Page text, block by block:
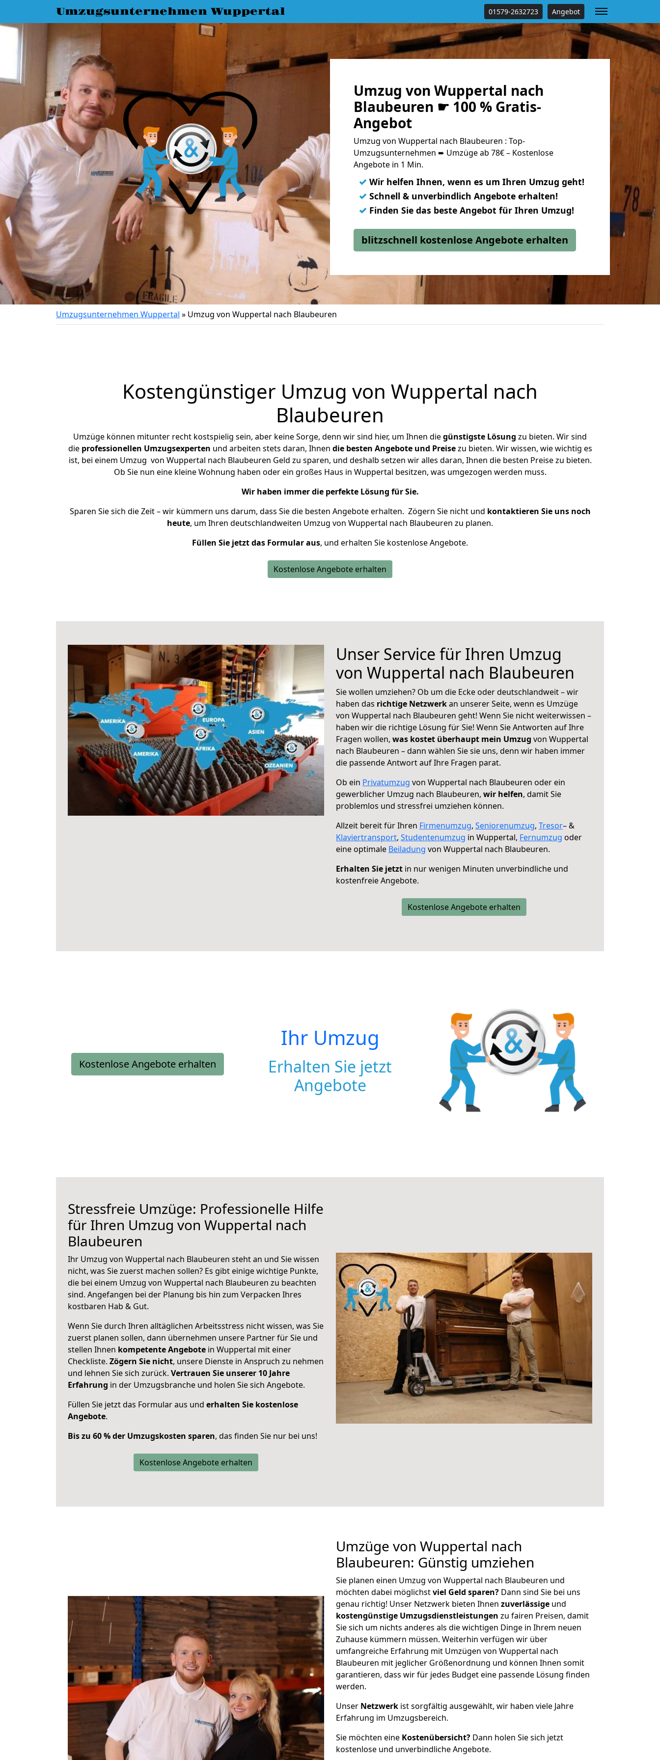
Umzugsunternehmen Wuppertal 01579-2632723 Angebot
Umzug von Wuppertal nach
Blaubeuren ☛ 100 % Gratis-
Angebot
Umzug von Wuppertal nach Blaubeuren : Top-
Umzugsunternehmen ➨ Umzüge ab 78€ – Kostenlose
Angebote in 1 Min.
✓ Wir helfen Ihnen, wenn es um Ihren Umzug geht!
✓ Schnell & unverbindlich Angebote erhalten!
✓ Finden Sie das beste Angebot für Ihren Umzug!
blitzschnell kostenlose Angebote erhalten
Umzugsunternehmen Wuppertal » Umzug von Wuppertal nach Blaubeuren
Kostengünstiger Umzug von Wuppertal nach
Blaubeuren
Umzüge können mitunter recht kostspielig sein, aber keine Sorge, denn wir sind hier, um Ihnen diegünstigste Lösung zu bieten. Wir sind
die professionellen Umzugsexperten und arbeiten stets daran, Ihnen die besten Angebote und Preisezu bieten. Wir wissen, wie wichtig es
ist, bei einem Umzug von Wuppertal nach Blaubeuren Geld zu sparen, und deshalb setzen wir alles daran, Ihnen die besten Preise zu bieten.
Ob Sie nun eine kleine Wohnung haben oder ein großes Haus in Wuppertal besitzen, was umgezogen werden muss.
Wir haben immer die perfekte Lösung für Sie.
Sparen Sie sich die Zeit – wir kümmern uns darum, dass Sie die besten Angebote erhalten. Zögern Sie nicht und kontaktieren Sie uns noch
heute, um Ihren deutschlandweiten Umzug von Wuppertal nach Blaubeuren zu planen.
Füllen Sie jetzt das Formular aus, und erhalten Sie kostenlose Angebote.
Kostenlose Angebote erhalten
Unser Service für Ihren Umzug
von Wuppertal nach Blaubeuren
Sie wollen umziehen? Ob um die Ecke oder deutschlandweit – wir
haben das richtige Netzwerkan unserer Seite, wenn es Umzüge
von Wuppertal nach Blaubeuren geht! Wenn Sie nicht weiterwissen –
haben wir die richtige Lösung für Sie! Wenn Sie Antworten auf Ihre
Fragen wollen, was kostet überhaupt mein Umzug von Wuppertal
nach Blaubeuren – dann wählen Sie sie uns, denn wir haben immer
die passende Antwort auf Ihre Fragen parat.
Ob ein Privatumzug von Wuppertal nach Blaubeuren oder ein
gewerblicher Umzug nach Blaubeuren, wir helfen, damit Sie
problemlos und stressfrei umziehen können.
Allzeit bereit für Ihren Firmenumzug, Seniorenumzug, Tresor– &
Klaviertransport, Studentenumzug in Wuppertal, Fernumzug oder
eine optimale Beiladung von Wuppertal nach Blaubeuren.
Erhalten Sie jetzt in nur wenigen Minuten unverbindliche und
kostenfreie Angebote.
Kostenlose Angebote erhalten
Kostenlose Angebote erhalten
Ihr Umzug
Erhalten Sie jetzt
Angebote
Stressfreie Umzüge: Professionelle Hilfe
für Ihren Umzug von Wuppertal nach
Blaubeuren
Ihr Umzug von Wuppertal nach Blaubeuren steht an und Sie wissen
nicht, was Sie zuerst machen sollen? Es gibt einige wichtige Punkte,
die bei einem Umzug von Wuppertal nach Blaubeuren zu beachten
sind. Angefangen bei der Planung bis hin zum Verpacken Ihres
kostbaren Hab & Gut.
Wenn Sie durch Ihren alltäglichen Arbeitsstress nicht wissen, was Sie
zuerst planen sollen, dann übernehmen unsere Partner für Sie und
stellen Ihnen kompetente Angebote in Wuppertal mit einer
Checkliste. Zögern Sie nicht, unsere Dienste in Anspruch zu nehmen
und lehnen Sie sich zurück. Vertrauen Sie unserer 10 Jahre
Erfahrung in der Umzugsbranche und holen Sie sich Angebote.
Füllen Sie jetzt das Formular aus und erhalten Sie kostenlose
Angebote.
Bis zu 60 % der Umzugskosten sparen, das finden Sie nur bei uns!
Kostenlose Angebote erhalten
Umzüge von Wuppertal nach
Blaubeuren: Günstig umziehen
Sie planen einen Umzug von Wuppertal nach Blaubeuren und
möchten dabei möglichstviel Geld sparen? Dann sind Sie bei uns
genau richtig! Unser Netzwerk bieten Ihnen zuverlässige und
kostengünstige Umzugsdienstleistungen zu fairen Preisen, damit
Sie sich um nichts anderes als die wichtigen Dinge in Ihrem neuen
Zuhause kümmern müssen. Weiterhin verfügen wir über
umfangreiche Erfahrung mit Umzügen von Wuppertal nach
Blaubeuren mit jeglicher Größenordnung und können Ihnen somit
garantieren, dass wir für jedes Budget eine passende Lösung finden
werden.
Unser Netzwerk ist sorgfältig ausgewählt, wir haben viele Jahre
Erfahrung im Umzugsbereich.
Sie möchten eine Kostenübersicht? Dann holen Sie sich jetzt
kostenlose und unverbindliche Angebote.